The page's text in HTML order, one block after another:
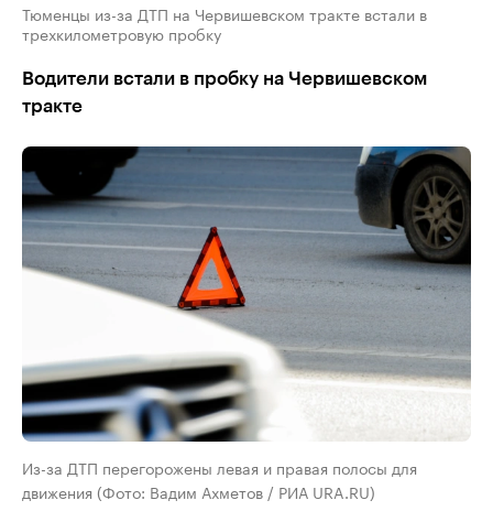
Тюменцы из-за ДТП на Червишевском тракте встали в
трехкилометровую пробку
Водители встали в пробку на Червишевском
тракте
Из-за ДТП перегорожены левая и правая полосы для
движения (Фото: Вадим Ахметов / РИА URA.RU)